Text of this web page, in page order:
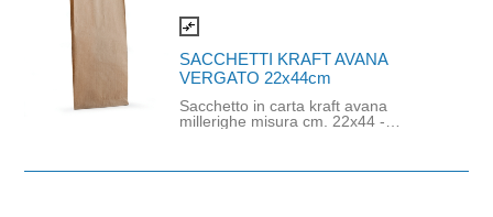
compare_arrows
SACCHETTI KRAFT AVANA
VERGATO 22x44cm
Sacchetto in carta kraft avana
millerighe misura cm. 22x44 -
cartone sono presenti circa 641